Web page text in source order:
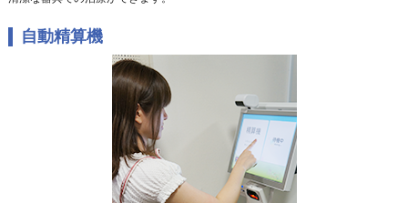
自動精算機